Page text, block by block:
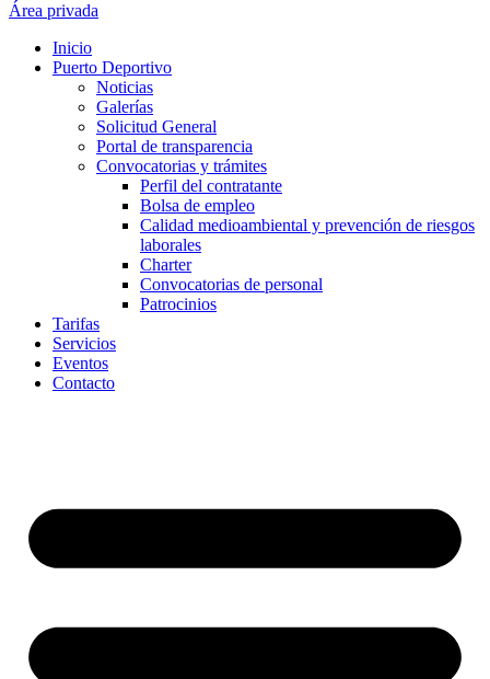
Área privada
Inicio
Puerto Deportivo
Noticias
Galerías
Solicitud General
Portal de transparencia
Convocatorias y trámites
Perfil del contratante
Bolsa de empleo
Calidad medioambiental y prevención de riesgos
laborales
Charter
Convocatorias de personal
Patrocinios
Tarifas
Servicios
Eventos
Contacto